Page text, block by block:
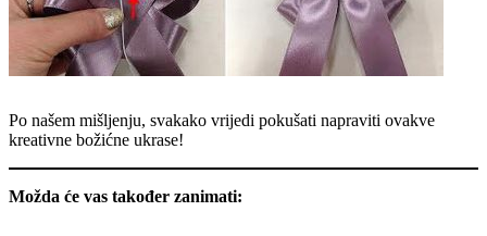
Po našem mišljenju, svakako vrijedi pokušati napraviti ovakve
kreativne božićne ukrase!
Možda će vas također zanimati: